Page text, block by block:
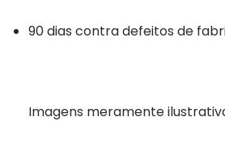
90 dias contra defeitos de
Imagens meramente